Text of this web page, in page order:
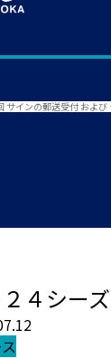
サインの郵送受付 およ
２４シー